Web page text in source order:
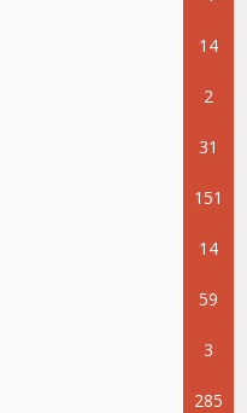
14
2
31
151
14
59
3
285